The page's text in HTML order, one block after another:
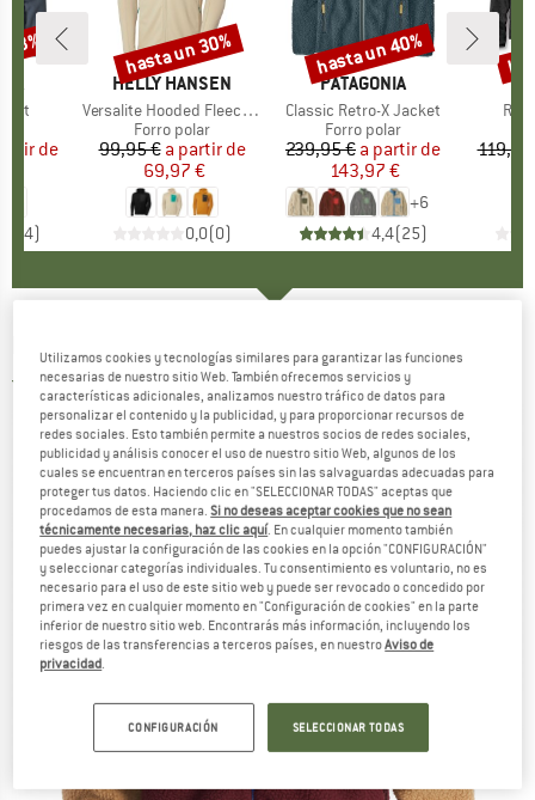
reducido
de
4)
MARCA
HELLY HANSEN
Artículo
Versalite Hooded Fleece Jacket
Product group
Forro polar
Precio
99,95 € Precio reducido
a partir de
69,97 €
0,0(0)
Descuento
hasta un 30%
MARCA
PATAGONIA
Artículo
Classic Retro-X Jacket
Product group
Forro polar
Precio
239,95 € Precio reducido
a partir de
143,97 €
+6
4,4(25)
Descuento
hasta un 40%
MARMOT -Aros Fleece Jacket - Forro polar
4,0(1)
Utilizamos cookies y tecnologías similares para garantizar las funciones
necesarias de nuestro sitio Web. También ofrecemos servicios y
características adicionales, analizamos nuestro tráfico de datos para
personalizar el contenido y la publicidad, y para proporcionar recursos de
redes sociales. Esto también permite a nuestros socios de redes sociales,
publicidad y análisis conocer el uso de nuestro sitio Web, algunos de los
cuales se encuentran en terceros países sin las salvaguardas adecuadas para
proteger tus datos. Haciendo clic en "SELECCIONAR TODAS" aceptas que
procedamos de esta manera.Si no deseas aceptar cookies que no sean
técnicamente necesarias, haz clic aquí. En cualquier momento también
puedes ajustar la configuración de las cookies en la opción "CONFIGURACIÓN"
y seleccionar categorías individuales. Tu consentimiento es voluntario, no es
necesario para el uso de este sitio web y puede ser revocado o concedido por
primera vez en cualquier momento en "Configuración de cookies" en la parte
inferior de nuestro sitio web. Encontrarás más información, incluyendo los
riesgos de las transferencias a terceros países, en nuestroAviso de
privacidad.
CONFIGURACIÓN SELECCIONAR TODAS